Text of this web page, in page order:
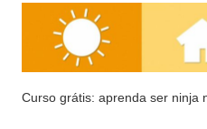
Curso grátis: aprenda ser ninja